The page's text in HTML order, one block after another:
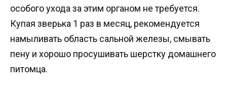
особого ухода за этим органом не требуется.
Купая зверька 1 раз в месяц, рекомендуется
намыливать область сальной железы, смывать
пену и хорошо просушивать шерстку домашнего
питомца.